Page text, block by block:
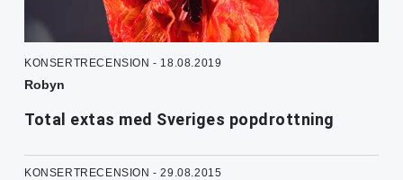
KONSERTRECENSION - 18.08.2019
Robyn
Total extas med Sveriges popdrottning
KONSERTRECENSION - 29.08.2015